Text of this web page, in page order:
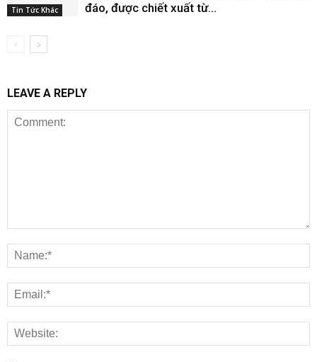
Tin Tức Khác
đáo, được chiết xuất từ...
LEAVE A REPLY